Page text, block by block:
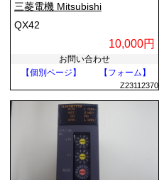
三菱電機 Mitsubishi
QX42
10,000円
お問い合わせ
【個別ページ】
【フォーム】
Z23112370